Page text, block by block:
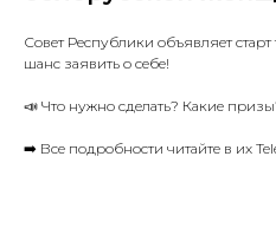
Совет Республики объявляет
шанс заявить о себе!
📣 Что нужно сделать? Какие
➡️ Все подробности читайте в их